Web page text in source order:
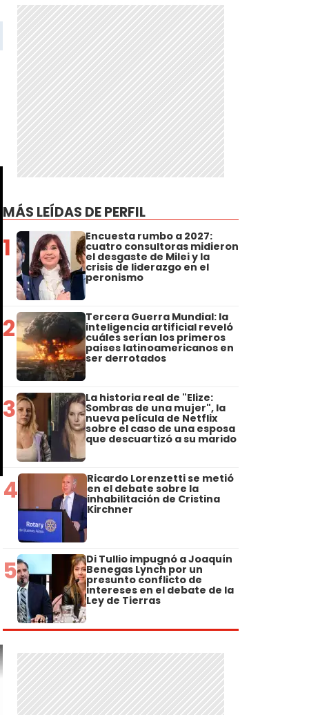
MÁS LEÍDAS DE PERFIL
1 Encuesta rumbo a 2027:
cuatro consultoras midieron
el desgaste de Milei y la
crisis de liderazgo en el
peronismo
2 Tercera Guerra Mundial: la
inteligencia artificial reveló
cuáles serían los primeros
países latinoamericanos en
ser derrotados
3 La historia real de "Elize:
Sombras de una mujer", la
nueva película de Netflix
sobre el caso de una esposa
que descuartizó a su marido
4 Ricardo Lorenzetti se metió
en el debate sobre la
inhabilitación de Cristina
Kirchner
5 Di Tullio impugnó a Joaquín
Benegas Lynch por un
presunto conflicto de
intereses en el debate de la
Ley de Tierras